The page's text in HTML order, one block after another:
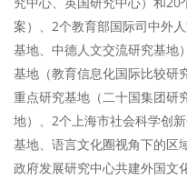
案）、2个教育部国际司中外
基地、中德人文交流研究基地
基地（教育信息化国际比较研
重点研究基地（二十国集团研
地）、2个上海市社会科学创
基地、语言文化圈视角下的区
政府发展研究中心共建外国文